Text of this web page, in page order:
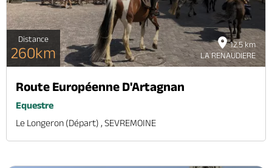
12.5 km
LA RENAUDIERE
Distance
260km
Route Européenne D'Artagnan
Equestre
Le Longeron (départ) , SEVREMOINE